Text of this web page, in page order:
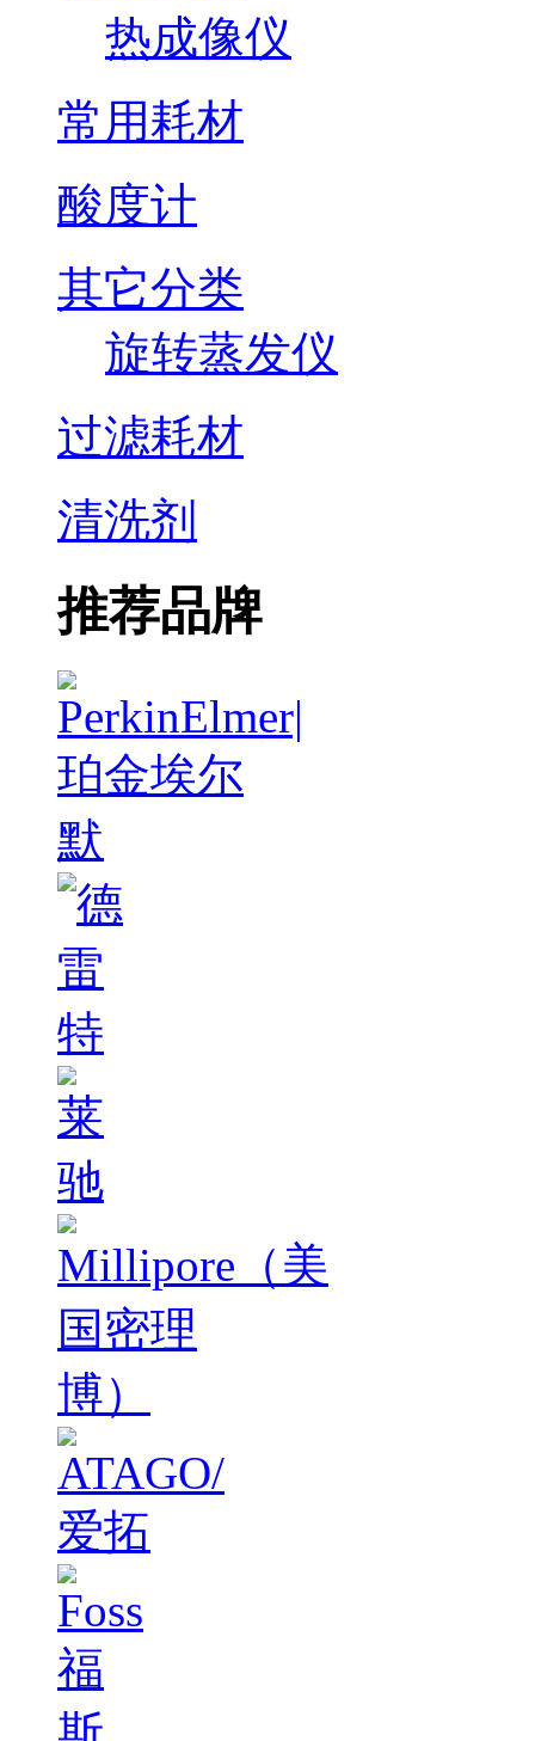
热成像仪
常用耗材
酸度计
其它分类
旋转蒸发仪
过滤耗材
清洗剂
推荐品牌